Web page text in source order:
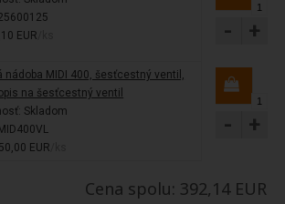
EUR
- +
nádoba MIDI 400, šesťcestný ventil,
na šesťcestný ventil
Skladom
EUR
- +
Cena spolu: 392,14 EUR